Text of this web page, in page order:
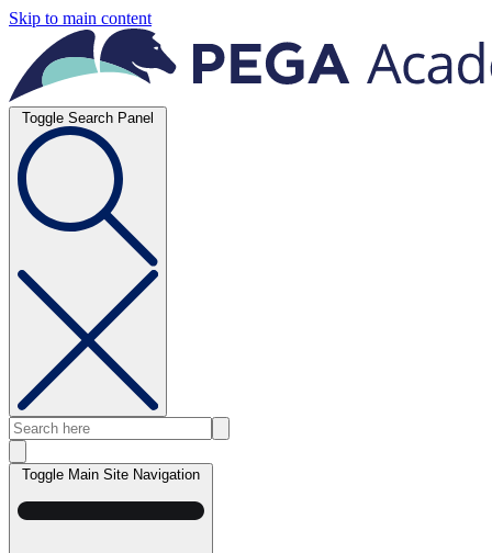
Skip to main content
Toggle Search Panel
Toggle Main Site Navigation